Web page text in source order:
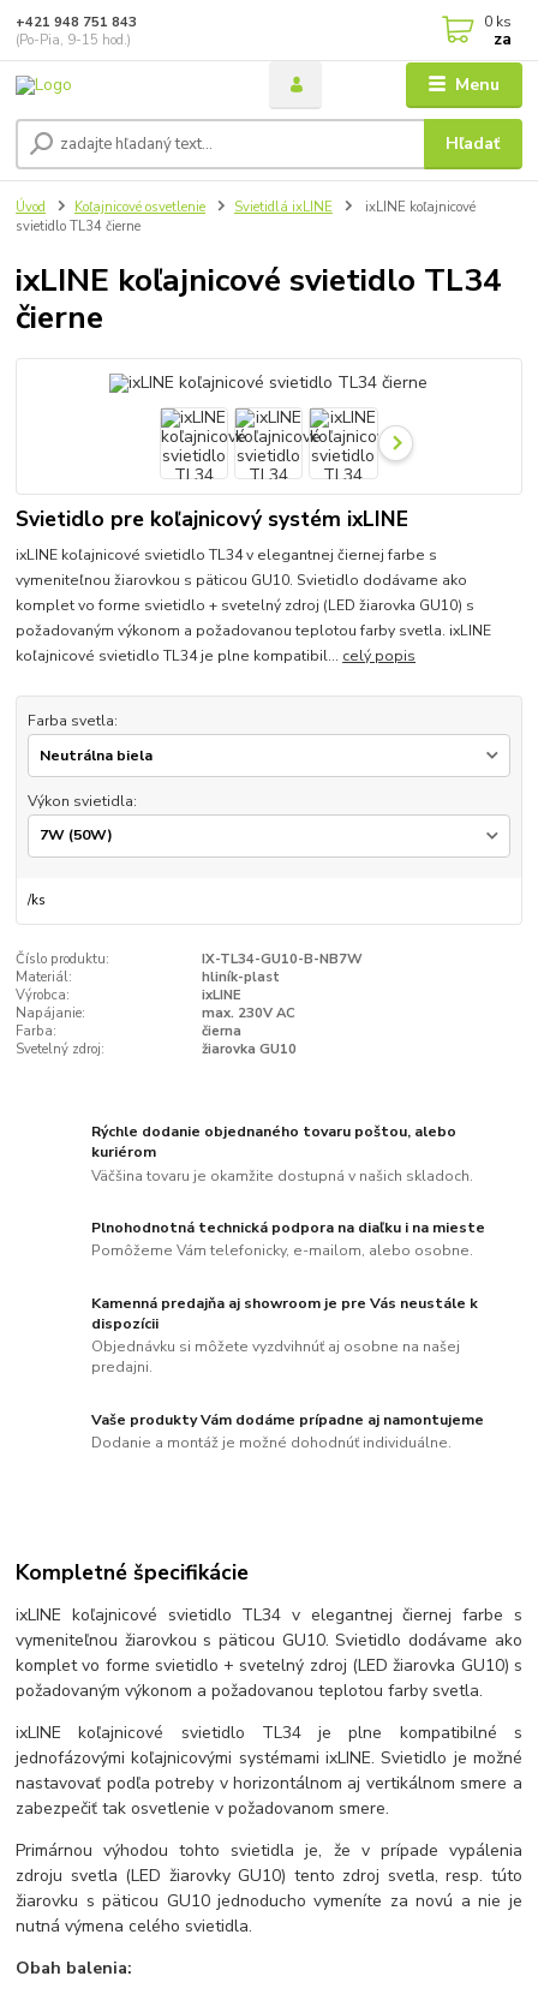
Menu
Hľadať
+421 948 751 843
(Po-Pia, 9-15 hod.)
0 ks
za
Úvod Koľajnicové osvetlenie Svietidlá ixLINE
ixLINE koľajnicové
svietidlo TL34 čierne
ixLINE koľajnicové svietidlo TL34
čierne
Svietidlo pre koľajnicový systém ixLINE
ixLINE koľajnicové svietidlo TL34 v elegantnej čiernej farbe s
vymeniteľnou žiarovkou s päticou GU10. Svietidlo dodávame ako
komplet vo forme svietidlo + svetelný zdroj (LED žiarovka GU10) s
požadovaným výkonom a požadovanou teplotou farby svetla. ixLINE
koľajnicové svietidlo TL34 je plne kompatibil... celý popis
Farba svetla:
Výkon svietidla:
/ks
Číslo produktu:
IX-TL34-GU10-B-NB7W
Materiál:
hliník-plast
Výrobca:
ixLINE
Napájanie:
max. 230V AC
Farba:
čierna
Svetelný zdroj:
žiarovka GU10
Rýchle dodanie objednaného tovaru poštou, alebo
kuriérom
Väčšina tovaru je okamžite dostupná v našich skladoch.
Plnohodnotná technická podpora na diaľku i na mieste
Pomôžeme Vám telefonicky, e-mailom, alebo osobne.
Kamenná predajňa aj showroom je pre Vás neustále k
dispozícii
Objednávku si môžete vyzdvihnúť aj osobne na našej
predajni.
Vaše produkty Vám dodáme prípadne aj namontujeme
Dodanie a montáž je možné dohodnúť individuálne.
Kompletné špecifikácie
ixLINE koľajnicové svietidlo TL34 v elegantnej čiernej farbe s
vymeniteľnou žiarovkou s päticou GU10. Svietidlo dodávame ako
komplet vo forme svietidlo + svetelný zdroj (LED žiarovka GU10) s
požadovaným výkonom a požadovanou teplotou farby svetla.
ixLINE koľajnicové svietidlo TL34 je plne kompatibilné s
jednofázovými koľajnicovými systémami ixLINE. Svietidlo je možné
nastavovať podľa potreby v horizontálnom aj vertikálnom smere a
zabezpečiť tak osvetlenie v požadovanom smere.
Primárnou výhodou tohto svietidla je, že v prípade vypálenia
zdroju svetla (LED žiarovky GU10) tento zdroj svetla, resp. túto
žiarovku s päticou GU10 jednoducho vymeníte za novú a nie je
nutná výmena celého svietidla.
Obah balenia: